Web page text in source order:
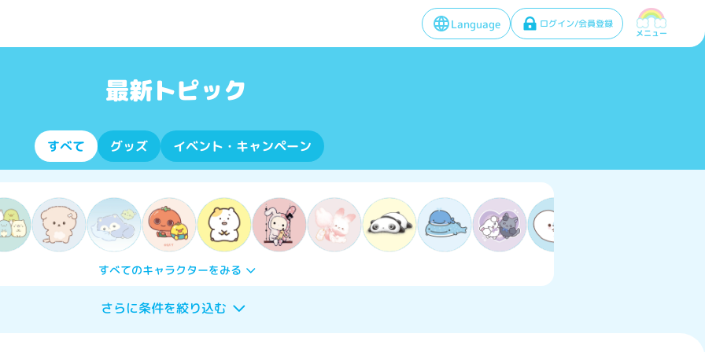
Language ログイン/会員登録
メニュー
最新トピック
すべて グッズ イベント・キャンペーン
すべてのキャラクターをみる
さらに条件を絞り込む